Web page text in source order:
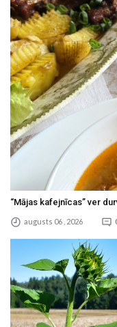
“Mājas kafejnīcas” ver
augusts 06 , 2026